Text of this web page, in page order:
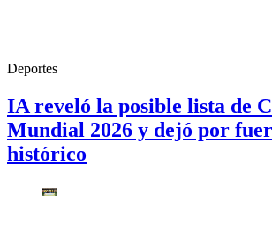
Deportes
IA reveló la posible lista de
Mundial 2026 y dejó por
histórico